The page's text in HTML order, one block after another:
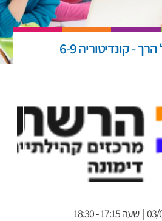
- קונדיטוריה 6-9
| שעה 17:15 - 18:30